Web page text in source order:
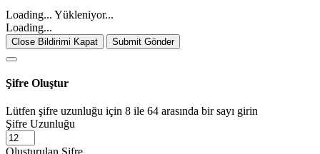
Loading... Yükleniyor...
Loading...
Close Bildirimi Kapat Submit Gönder
Şifre Oluştur
Lütfen şifre uzunluğu için 8 ile 64 arasında bir sayı girin
Şifre Uzunluğu